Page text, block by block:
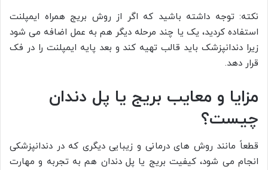
نکته: توجه داشته باشید که اگر از روش بریج همراه ایمپلنت
استفاده کردید، یک یا چند مرحله دیگر هم به عمل اضافه می‌ شود
زیرا دندانپزشک باید قالب تهیه کند و بعد پایه ایمپلنت را در فک
قرار دهد.
مزایا و معایب بریج یا پل دندان
چیست؟
قطعاً مانند روش‌ های درمانی و زیبایی دیگری که در دندانپزشکی
انجام می‌ شود، کیفیت بریج یا پل دندان هم به تجربه و مهارت